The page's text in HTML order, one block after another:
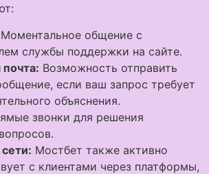
Моментальное общение с
службы поддержки на сайте.
почта: Возможность отправить
если ваш запрос требует
объяснения.
звонки для решения
Мостбет также активно
с клиентами через платформы,